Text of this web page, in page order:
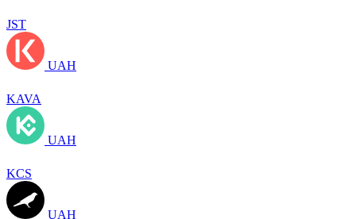
JST
UAH
KAVA
UAH
KCS
UAH